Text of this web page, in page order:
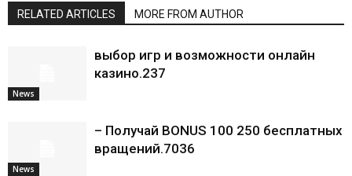
RELATED ARTICLES MORE FROM AUTHOR
News
выбор игр и возможности онлайн
казино.237
News
– Получай BONUS 100 250 бесплатных
вращений.7036